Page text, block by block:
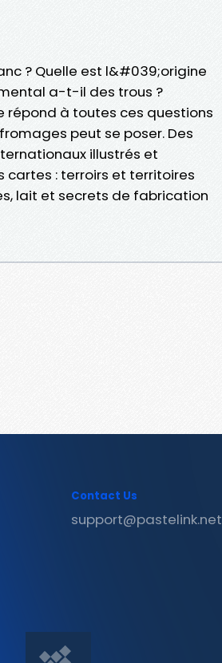
? Quelle est l&#039;origine
a-t-il des trous ?
répond à toutes ces questions
peut se poser. Des
illustrés et
cartes : terroirs et territoires
lait et secrets de fabrication
Contact Us
support@pastelink.net